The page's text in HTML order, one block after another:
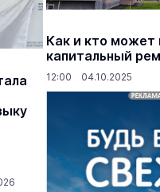
Как и кто может
капитальный
12:00 04.10.2025